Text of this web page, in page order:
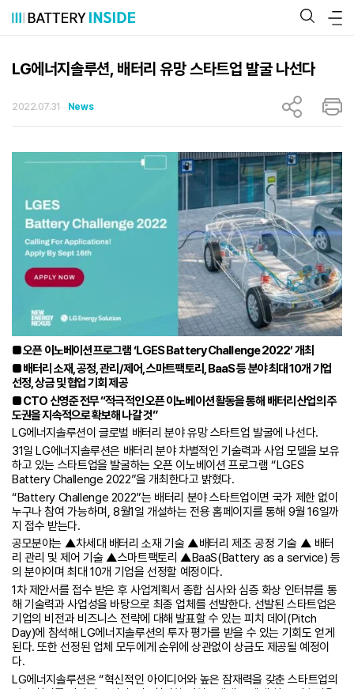
츠
LG에너지솔루션, 배터리 유망 스타트업 발굴 나선다
2022.07.31 News
■ 오픈 이노베이션 프로그램 ‘LGES Battery Challenge 2022’ 개최
■ 배터리 소재, 공정, 관리/제어, 스마트팩토리, BaaS 등 분야 최대 10개 기업
선정, 상금 및 협업 기회 제공
■ CTO 신영준 전무 “적극적인 오픈 이노베이션 활동을 통해 배터리 산업의 주
도권을 지속적으로 확보해 나갈 것”
LG에너지솔루션이 글로벌 배터리 분야 유망 스타트업 발굴에 나선다.
31일 LG에너지솔루션은 배터리 분야 차별적인 기술력과 사업 모델을 보유
하고 있는 스타트업을 발굴하는 오픈 이노베이션 프로그램 “LGES
Battery Challenge 2022”을 개최한다고 밝혔다.
“Battery Challenge 2022”는 배터리 분야 스타트업이면 국가 제한 없이
누구나 참여 가능하며, 8월1일 개설하는 전용 홈페이지를 통해 9월 16일까
지 접수 받는다.
공모분야는 ▲차세대 배터리 소재 기술 ▲배터리 제조 공정 기술 ▲ 배터
리 관리 및 제어 기술 ▲스마트팩토리 ▲BaaS(Battery as a service) 등
의 분야이며 최대 10개 기업을 선정할 예정이다.
1차 제안서를 접수 받은 후 사업계획서 종합 심사와 심층 화상 인터뷰를 통
해 기술력과 사업성을 바탕으로 최종 업체를 선발한다. 선발된 스타트업은
기업의 비전과 비즈니스 전략에 대해 발표할 수 있는 피치 데이(Pitch
Day)에 참석해 LG에너지솔루션의 투자 평가를 받을 수 있는 기회도 얻게
된다. 또한 선정된 업체 모두에게 순위에 상관없이 상금도 제공될 예정이
다.
LG에너지솔루션은 “혁신적인 아이디어와 높은 잠재력을 갖춘 스타트업의